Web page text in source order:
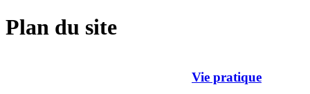
Plan du site
Vie pratique